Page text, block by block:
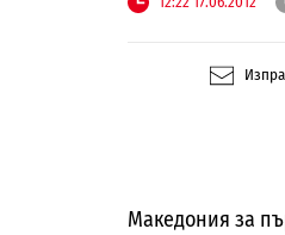
Македония за